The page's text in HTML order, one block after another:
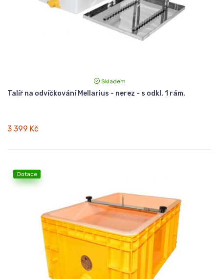
Skladem
Talíř na odvíčkování Mellarius - nerez - s odkl. 1 rám.
3 399 Kč
Dotace